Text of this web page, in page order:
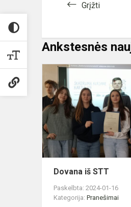
Grįžti
Ankstesnės
Dovana iš STT
Paskelbta: 2024-01-16
Kategorija: Pranešimai